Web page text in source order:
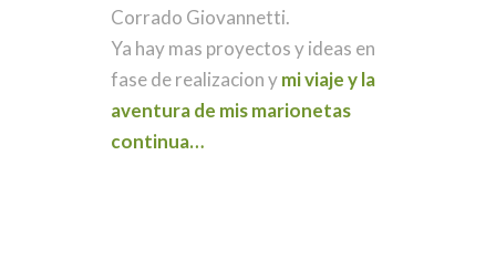
Corrado Giovannetti.
Ya hay mas proyectos y ideas en
fase de realizacion ymi viaje y la
aventura de mis marionetas
continua…